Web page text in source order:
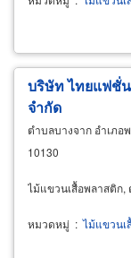
ห้างฯ ทุกที่ พร้อมใส่โ
ซักรีด (laundry
บริษัท ไทยแฟชั่
จำกัด
ตำบลบางจาก อำเภอ
10130
ไม้แขวนเสื้อพลาสติก,
หมวดหมู่ : ไม้แขวนเ